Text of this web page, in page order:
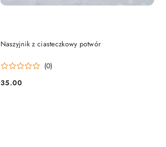
Naszyjnik z ciasteczkowy potwór
(0)
Cena:
35.00
DO KOSZYKA